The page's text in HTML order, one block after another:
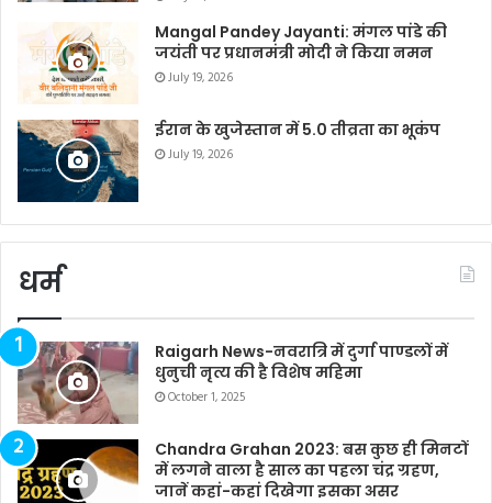
Mangal Pandey Jayanti: मंगल पांडे की
जयंती पर प्रधानमंत्री मोदी ने किया नमन
July 19, 2026
ईरान के खुजेस्तान में 5.0 तीव्रता का भूकंप
July 19, 2026
धर्म
Raigarh News-नवरात्रि में दुर्गा पाण्डलों में
धुनुची नृत्य की है विशेष महिमा
October 1, 2025
Chandra Grahan 2023: बस कुछ ही मिनटों
में लगने वाला है साल का पहला चंद्र ग्रहण,
जानें कहां-कहां दिखेगा इसका असर